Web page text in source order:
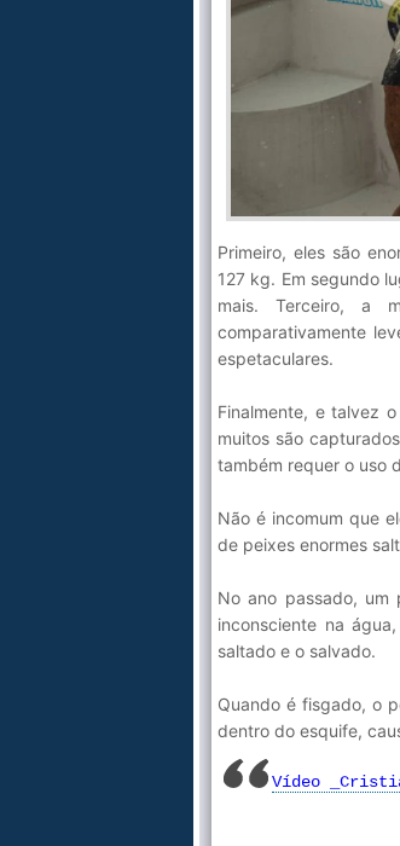
Primeiro, eles são
127 kg. Em segundo
mais. Terceiro, a
comparativamente
espetaculares.
Finalmente, e talvez
muitos são
também requer o uso
Não é incomum que
de peixes enormes
No ano passado, um
inconsciente na
saltado e o salvado.
Quando é fisgado, o
dentro do esquife,
Vídeo